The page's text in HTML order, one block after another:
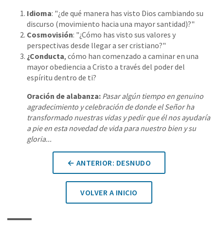
Idioma: "¿de qué manera has visto Dios cambiando su
discurso (movimiento hacia una mayor santidad)?"
Cosmovisión: "¿Cómo has visto sus valores y
perspectivas desde llegar a ser cristiano?"
¿Conducta, cómo han comenzado a caminar en una
mayor obediencia a Cristo a través del poder del
espíritu dentro de ti?
Oración de alabanza: Pasar algún tiempo en genuino
agradecimiento y celebración de donde el Señor ha
transformado nuestras vidas y pedir que él nos ayudaría
a pie en esta novedad de vida para nuestro bien y su
gloria...
← ANTERIOR: DESNUDO
VOLVER A INICIO